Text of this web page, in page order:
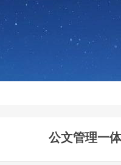
公文管理一